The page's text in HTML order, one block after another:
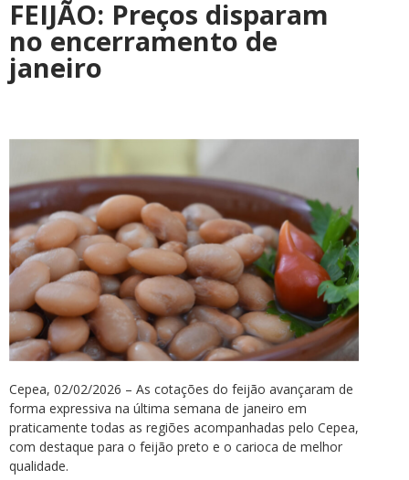
FEIJÃO: Preços disparam
no encerramento de
janeiro
Cepea, 02/02/2026 – As cotações do feijão avançaram de
forma expressiva na última semana de janeiro em
praticamente todas as regiões acompanhadas pelo Cepea,
com destaque para o feijão preto e o carioca de melhor
qualidade.